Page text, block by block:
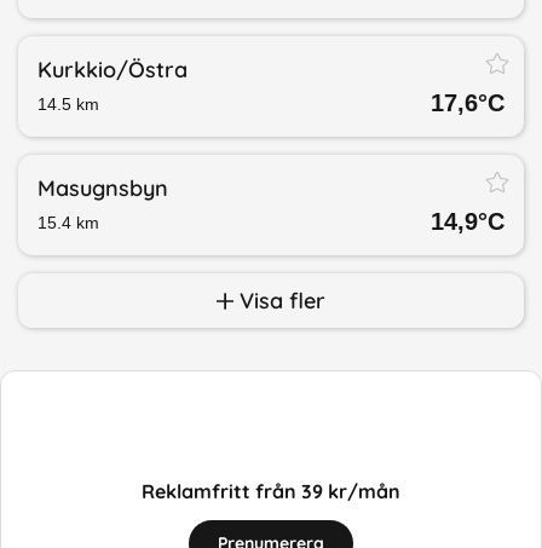
Kurkkio/​Östra
14.5 km 17,6°C
Masugnsbyn
15.4 km 14,9°C
Visa fler
Reklamfritt från 39 kr/mån
Prenumerera